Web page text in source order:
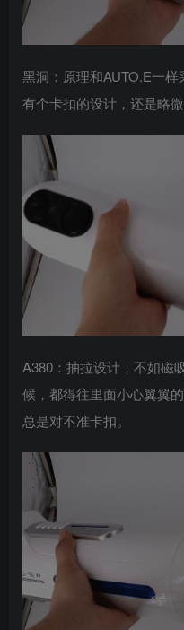
黑洞：原理和AUTO.E一
有个卡扣的设计，还是略微
A380：抽拉设计，不如磁
候，都得往里面小心翼翼
总是对不准卡扣。